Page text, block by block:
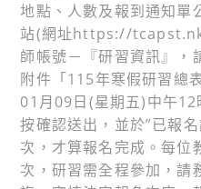
地點、人數及報到通知單
站(網址https://
師帳號－『研習資訊』，
附件「115年寒假研習總
01月09日(星期五)中午
按確認送出，並於”已報
次，才算報名完成。每位
次，研習需全程參加，請